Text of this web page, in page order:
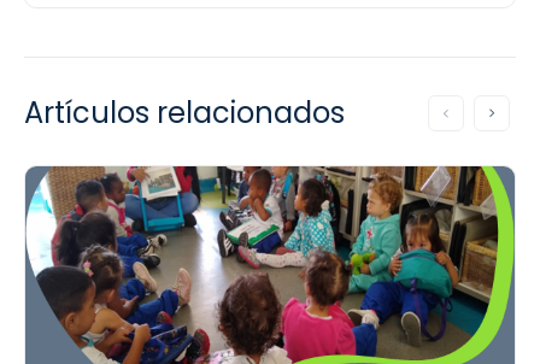
Artículos relacionados